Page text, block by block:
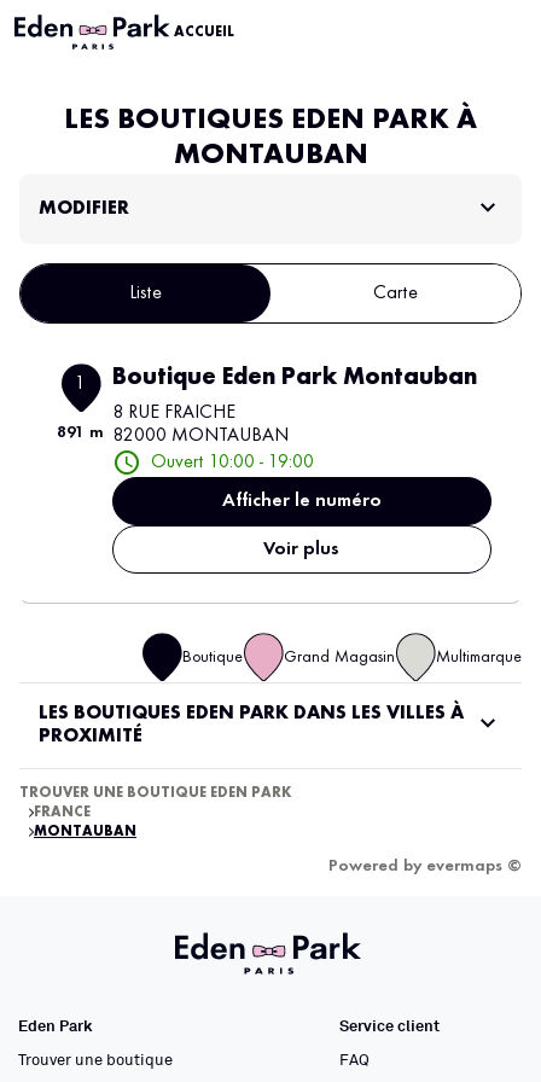
ACCUEIL
LES BOUTIQUES EDEN PARK À
MONTAUBAN
MODIFIER
Liste Carte
891 m
Boutique Eden Park Montauban
8 RUE FRAICHE
82000 MONTAUBAN
Ouvert 10:00 - 19:00
Afficher le numéro
Voir plus
Boutique Grand Magasin Multimarque
LES BOUTIQUES EDEN PARK DANS LES VILLES À
PROXIMITÉ
TROUVER UNE BOUTIQUE EDEN PARK
FRANCE
MONTAUBAN
Powered by evermaps ©
Eden Park
Trouver une boutique
Service client
FAQ